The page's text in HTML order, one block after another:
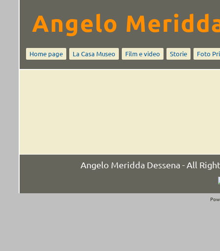
Angelo
Home page La Casa Museo Film e video Storie Foto
Angelo Meridda Dessena - All